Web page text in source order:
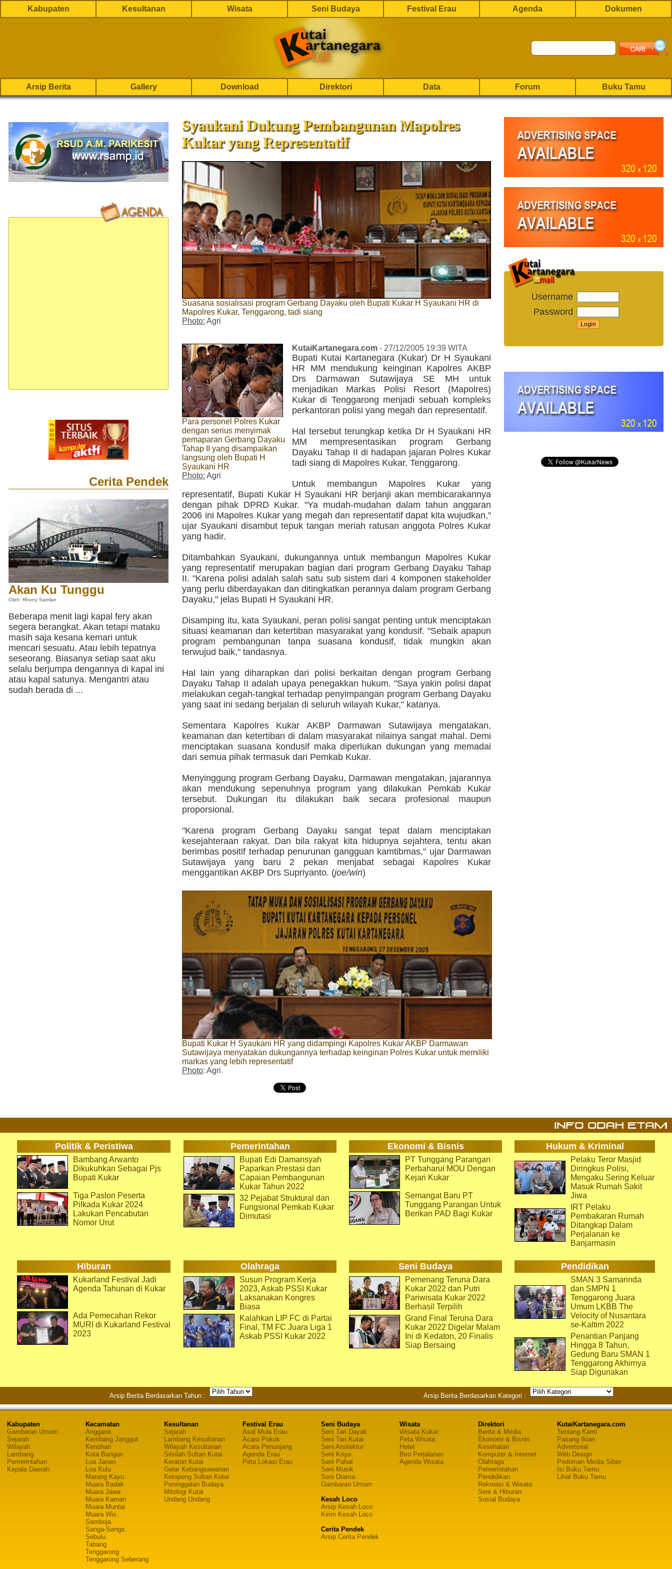
Kabupaten Kesultanan Wisata Seni Budaya Festival Erau Agenda Dokumen
Arsip Berita Gallery Download Direktori Data Forum Buku Tamu
Cerita Pendek
Akan Ku Tunggu
Oleh: Rhony Samlan
Beberapa menit lagi kapal fery akan
segera berangkat. Akan tetapi mataku
masih saja kesana kemari untuk
mencari sesuatu. Atau lebih tepatnya
seseorang. Biasanya setiap saat aku
selalu berjumpa dengannya di kapal ini
atau kapal satunya. Mengantri atau
sudah berada di ...
Syaukani Dukung Pembangunan Mapolres
Kukar yang Representatif
Suasana sosialisasi program Gerbang Dayaku oleh Bupati Kukar H Syaukani HR di
Mapolres Kukar, Tenggarong, tadi siang
Photo: Agri
Para personel Polres Kukar
dengan serius menyimak
pemaparan Gerbang Dayaku
Tahap II yang disampaikan
langsung oleh Bupati H
Syaukani HR
Photo: Agri
KutaiKartanegara.com - 27/12/2005 19:39 WITA
Bupati Kutai Kartanegara (Kukar) Dr H Syaukani
HR MM mendukung keinginan Kapolres AKBP
Drs Darmawan Sutawijaya SE MH untuk
menjadikan Markas Polisi Resort (Mapolres)
Kukar di Tenggarong menjadi sebuah kompleks
perkantoran polisi yang megah dan representatif.
Hal tersebut terungkap ketika Dr H Syaukani HR
MM mempresentasikan program Gerbang
Dayaku Tahap II di hadapan jajaran Polres Kukar
tadi siang di Mapolres Kukar, Tenggarong.
Untuk membangun Mapolres Kukar yang
representatif, Bupati Kukar H Syaukani HR berjanji akan membicarakannya
dengan pihak DPRD Kukar. "Ya mudah-mudahan dalam tahun anggaran
2006 ini Mapolres Kukar yang megah dan representatif dapat kita wujudkan,"
ujar Syaukani disambut tepuk tangan meriah ratusan anggota Polres Kukar
yang hadir.
Ditambahkan Syaukani, dukungannya untuk membangun Mapolres Kukar
yang representatif merupakan bagian dari program Gerbang Dayaku Tahap
II. "Karena polisi adalah salah satu sub sistem dari 4 komponen stakeholder
yang perlu diberdayakan dan ditingkatkan perannya dalam program Gerbang
Dayaku," jelas Bupati H Syaukani HR.
Disamping itu, kata Syaukani, peran polisi sangat penting untuk menciptakan
situasi keamanan dan ketertiban masyarakat yang kondusif. "Sebaik apapun
program pembangunan tanpa suasana kondusif, tidak mungkin akan
terwujud baik," tandasnya.
Hal lain yang diharapkan dari polisi berkaitan dengan program Gerbang
Dayaku Tahap II adalah upaya penegakkan hukum. "Saya yakin polisi dapat
melakukan cegah-tangkal terhadap penyimpangan program Gerbang Dayaku
yang saat ini sedang berjalan di seluruh wilayah Kukar," katanya.
Sementara Kapolres Kukar AKBP Darmawan Sutawijaya mengatakan,
keamanan dan ketertiban di dalam masyarakat nilainya sangat mahal. Demi
menciptakan suasana kondusif maka diperlukan dukungan yang memadai
dari semua pihak termasuk dari Pemkab Kukar.
Menyinggung program Gerbang Dayaku, Darmawan mengatakan, jajarannya
akan mendukung sepenuhnya program yang dilakukan Pemkab Kukar
tersebut. Dukungan itu dilakukan baik secara profesional maupun
proporsional.
"Karena program Gerbang Dayaku sangat tepat dalam menciptakan
kesejahteraan rakyat. Dan bila rakyat kita hidupnya sejahtera, tentu akan
berimbas positif terhadap penurunan gangguan kamtibmas," ujar Darmawan
Sutawijaya yang baru 2 pekan menjabat sebagai Kapolres Kukar
menggantikan AKBP Drs Supriyanto. (joe/win)
Bupati Kukar H Syaukani HR yang didampingi Kapolres Kukar AKBP Darmawan
Sutawijaya menyatakan dukungannya terhadap keinginan Polres Kukar untuk memiliki
markas yang lebih representatif
Photo: Agri
Username
Password
Politik & Peristiwa Pemerintahan Ekonomi & Bisnis Hukum & Kriminal
Bambang Arwanto
Dikukuhkan Sebagai Pjs
Bupati Kukar
Tiga Paslon Peserta
Pilkada Kukar 2024
Lakukan Pencabutan
Nomor Urut
Bupati Edi Damansyah
Paparkan Prestasi dan
Capaian Pembangunan
Kukar Tahun 2022
32 Pejabat Struktural dan
Fungsional Pemkab Kukar
Dimutasi
PT Tunggang Parangan
Perbaharui MOU Dengan
Kejari Kukar
Semangat Baru PT
Tunggang Parangan Untuk
Berikan PAD Bagi Kukar
Pelaku Teror Masjid
Diringkus Polisi,
Mengaku Sering Keluar
Masuk Rumah Sakit
Jiwa
IRT Pelaku
Pembakaran Rumah
Ditangkap Dalam
Perjalanan ke
Banjarmasin
Hiburan Olahraga Seni Budaya Pendidikan
Kukarland Festival Jadi
Agenda Tahunan di Kukar
Ada Pemecahan Rekor
MURI di Kukarland Festival
2023
Susun Program Kerja
2023, Askab PSSI Kukar
Laksanakan Kongres
Biasa
Kalahkan LIP FC di Partai
Final, TM FC Juara Liga 1
Askab PSSI Kukar 2022
Pemenang Teruna Dara
Kukar 2022 dan Putri
Pariwisata Kukar 2022
Berhasil Terpilih
Grand Final Teruna Dara
Kukar 2022 Digelar Malam
Ini di Kedaton, 20 Finalis
Siap Bersaing
SMAN 3 Samarinda
dan SMPN 1
Tenggarong Juara
Umum LKBB The
Velocity of Nusantara
se-Kaltim 2022
Penantian Panjang
Hingga 8 Tahun,
Gedung Baru SMAN 1
Tenggarong Akhirnya
Siap Digunakan
Arsip Berita Berdasarkan Tahun : Arsip Berita Berdasarkan Kategori :
Kabupaten
Gambaran Umum
Sejarah
Wilayah
Lambang
Pemerintahan
Kepala Daerah
Kecamatan
Anggana
Kembang Janggut
Kenohan
Kota Bangun
Loa Janan
Loa Kulu
Marang Kayu
Muara Badak
Muara Jawa
Muara Kaman
Muara Muntai
Muara Wis
Samboja
Sanga-Sanga
Sebulu
Tabang
Tenggarong
Tenggarong Seberang
Kesultanan
Sejarah
Lambang Kesultanan
Wilayah Kesultanan
Silsilah Sultan Kutai
Keraton Kutai
Gelar Kebangsawanan
Ketopong Sultan Kutai
Peninggalan Budaya
Mitologi Kutai
Undang Undang
Festival Erau
Asal Mula Erau
Acara Pokok
Acara Penunjang
Agenda Erau
Peta Lokasi Erau
Seni Budaya
Seni Tari Dayak
Seni Tari Kutai
Seni Arsitektur
Seni Kriya
Seni Pahat
Seni Musik
Seni Drama
Gambaran Umum
Kesah Loco
Arsip Kesah Loco
Kirim Kesah Loco
Cerita Pendek
Arsip Cerita Pendek
Wisata
Wisata Kukar
Peta Wisata
Hotel
Biro Perjalanan
Agenda Wisata
Direktori
Berita & Media
Ekonomi & Bisnis
Kesehatan
Komputer & Internet
Olahraga
Pemerintahan
Pendidikan
Rekreasi & Wisata
Seni & Hiburan
Sosial Budaya
KutaiKartanegara.com
Tentang Kami
Pasang Iklan
Advertorial
Web Design
Pedoman Media Siber
Isi Buku Tamu
Lihat Buku Tamu